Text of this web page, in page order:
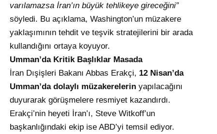
varılamazsa İran’ın büyük tehlikeye gireceğini”
söyledi. Bu açıklama, Washington’un müzakere
yaklaşımının tehdit ve teşvik stratejilerini bir arada
kullandığını ortaya koyuyor.
Umman’da Kritik Başlıklar Masada
İran Dışişleri Bakanı Abbas Erakçi, 12 Nisan’da
Umman’da dolaylı müzakerelerin yapılacağını
duyurarak görüşmelere resmiyet kazandırdı.
Erakçi’nin heyeti İran’ı, Steve Witkoff’un
başkanlığındaki ekip ise ABD’yi temsil ediyor.